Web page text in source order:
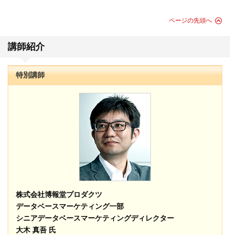
ページの先頭へ
講師紹介
特別講師
株式会社博報堂プロダクツ
データベースマーケティング一部
シニアデータベースマーケティングディレクター
大木 真吾 氏